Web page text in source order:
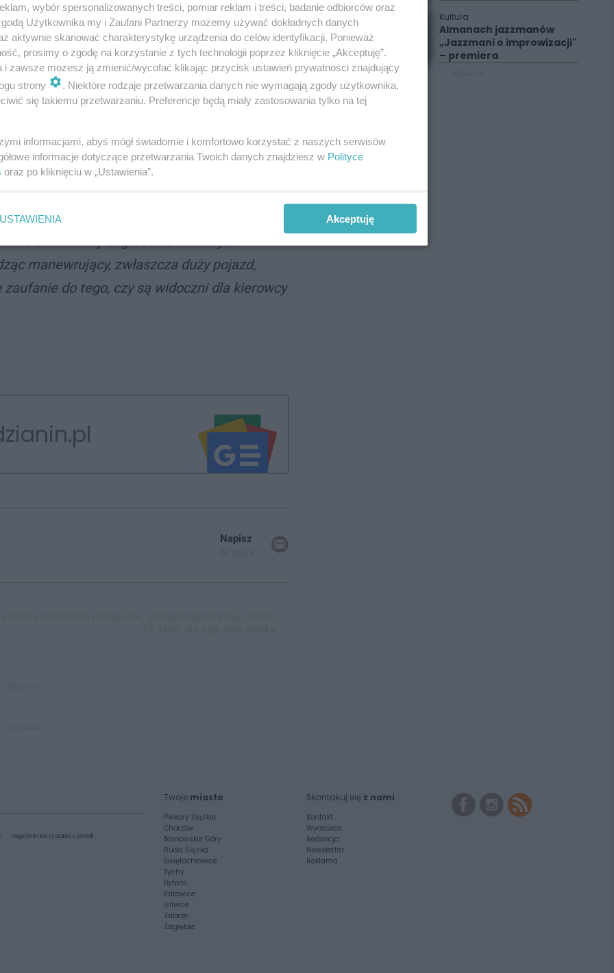
Od mężczyzny została pobrana krew do
doprowadzony na przesłuchanie do
udział w zdarzeniu nie posiadał ważnych badań
i pieszych o zachowanie szczególnej
osiedlowych. Chwila nieuwagi może
upewnić się, że wykonując manewr
nie stwarzamy zagrożenia dla innych
manewrujący, zwłaszcza duży pojazd,
do tego, czy są widoczni dla kierowcy
Napisz
Kultura
Almanach jazzmanów
„Jazzmani o improwizacji"
– premiera
regulamin korzystania z portali
Twoje miasto
Piekary Śląskie
Chorzów
Tarnowskie Góry
Ruda Śląska
Świętochłowice
Tychy
Bytom
Katowice
Gliwice
Zabrze
Zagłębie
Skontakuj się z nami
Kontakt
Wydawca
Redakcja
Newsletter
Reklama
wybór spersonalizowanych treści, pomiar reklam i treści, badanie odbiorców oraz
Użytkownika my i Zaufani Partnerzy możemy używać dokładnych danych
aktywnie skanować charakterystykę urządzenia do celów identyfikacji. Ponieważ
prosimy o zgodę na korzystanie z tych technologii poprzez kliknięcie „Akceptuję”.
i zawsze możesz ją zmienić/wycofać klikając przycisk ustawień prywatności znajdujący
strony
. Niektóre rodzaje przetwarzania danych nie wymagają zgody użytkownika,
się takiemu przetwarzaniu. Preferencje będą miały zastosowania tylko na tej
informacjami, abyś mógł świadomie i komfortowo korzystać z naszych serwisów
informacje dotyczące przetwarzania Twoich danych znajdziesz w Polityce
oraz po kliknięciu w „Ustawienia”.
USTAWIENIA Akceptuję